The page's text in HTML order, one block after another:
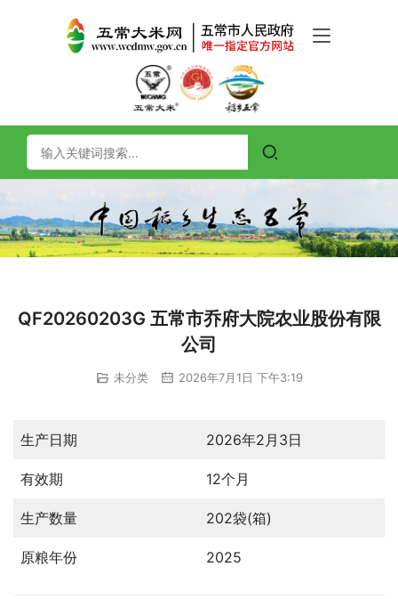
QF20260203G 五常市乔府大院农业股份有限
公司
未分类 2026年7月1日 下午3:19
生产日期 2026年2月3日
有效期 12个月
生产数量 202袋(箱)
原粮年份 2025